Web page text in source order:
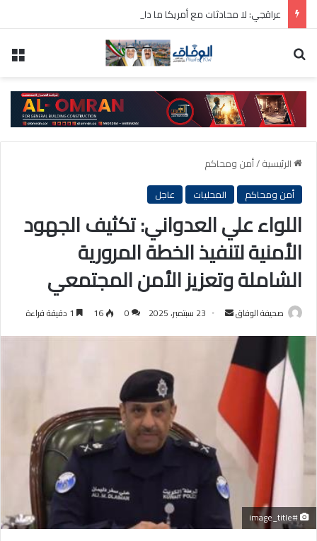
عراقجي: لا محادثات مع أمريكا ما دامت تنتهك الاتفاق المؤقت
الرئيسية/أمن ومحاكم
أمن ومحاكم
المحليات عاجل
اللواء علي العدواني: تكثيف الجهود
الأمنية لتنفيذ الخطة المرورية
الشاملة وتعزيز الأمن المجتمعي
صحيفة الوفاق
أرسل 23 سبتمبر، 2025 0
16
#image_title